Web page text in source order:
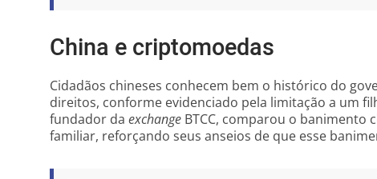
China e criptomoedas
Cidadãos chineses conhecem bem o histórico do
direitos, conforme evidenciado pela limitação a um
fundador da exchange BTCC, comparou o banimento
familiar, reforçando seus anseios de que esse